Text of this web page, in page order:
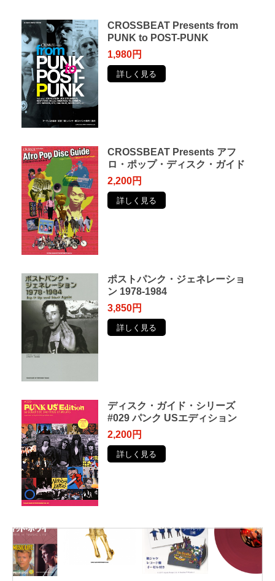
CROSSBEAT Presents from
PUNK to POST-PUNK
1,980円
詳しく見る
CROSSBEAT Presents アフ
ロ・ポップ・ディスク・ガイド
2,200円
詳しく見る
ポストパンク・ジェネレーショ
ン 1978-1984
3,850円
詳しく見る
ディスク・ガイド・シリーズ
#029 パンク USエディション
2,200円
詳しく見る